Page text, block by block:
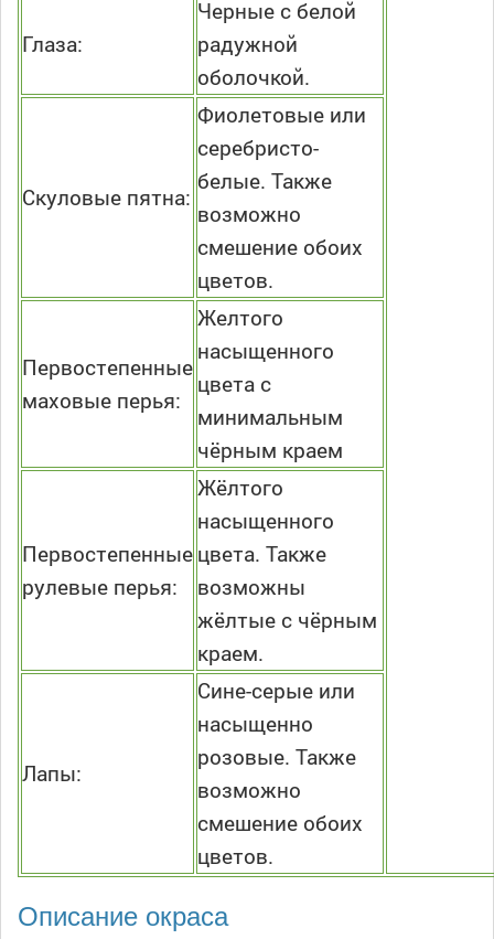
Глаза:
Черные с белой
радужной
оболочкой.
Скуловые пятна:
Фиолетовые или
серебристо-
белые. Также
возможно
смешение обоих
цветов.
Первостепенные
маховые перья:
Желтого
насыщенного
цвета с
минимальным
чёрным краем
Первостепенные
рулевые перья:
Жёлтого
насыщенного
цвета. Также
возможны
жёлтые с чёрным
краем.
Лапы:
Сине-серые или
насыщенно
розовые. Также
возможно
смешение обоих
цветов.
Описание окраса